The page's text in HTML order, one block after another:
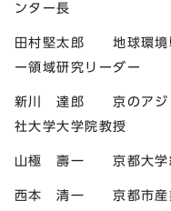
ンター長
田村堅太郎 地球環境
ー領域研究リーダー
新川 達郎 京のアジェ
社大学大学院教授
山極 壽一 京都大学
西本 清一 京都市産業